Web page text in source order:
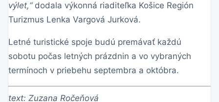
výlet,“ dodala výkonná riaditeľka Košice Región
Turizmus Lenka Vargová Jurková.
Letné turistické spoje budú premávať každú
sobotu počas letných prázdnin a vo vybraných
termínoch v priebehu septembra a októbra.
text: Zuzana Ročeňová